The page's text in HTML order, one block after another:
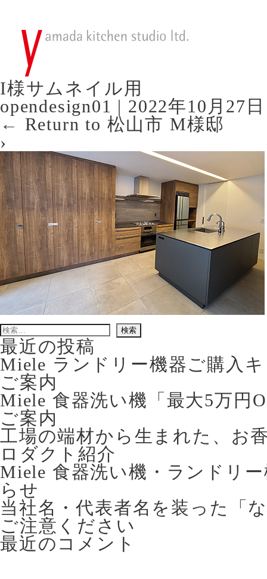
I様サムネイル用
opendesign01 | 2022年10月27日
← Return to 松山市 M様邸
›
検
索:
最近の投稿
Miele ランドリー機器ご購入
ご案内
Miele 食器洗い機「最大5万円
ご案内
工場の端材から生まれた、お
ロダクト紹介
Miele 食器洗い機・ランドリ
らせ
当社名・代表者名を装った「
ご注意ください
最近のコメント